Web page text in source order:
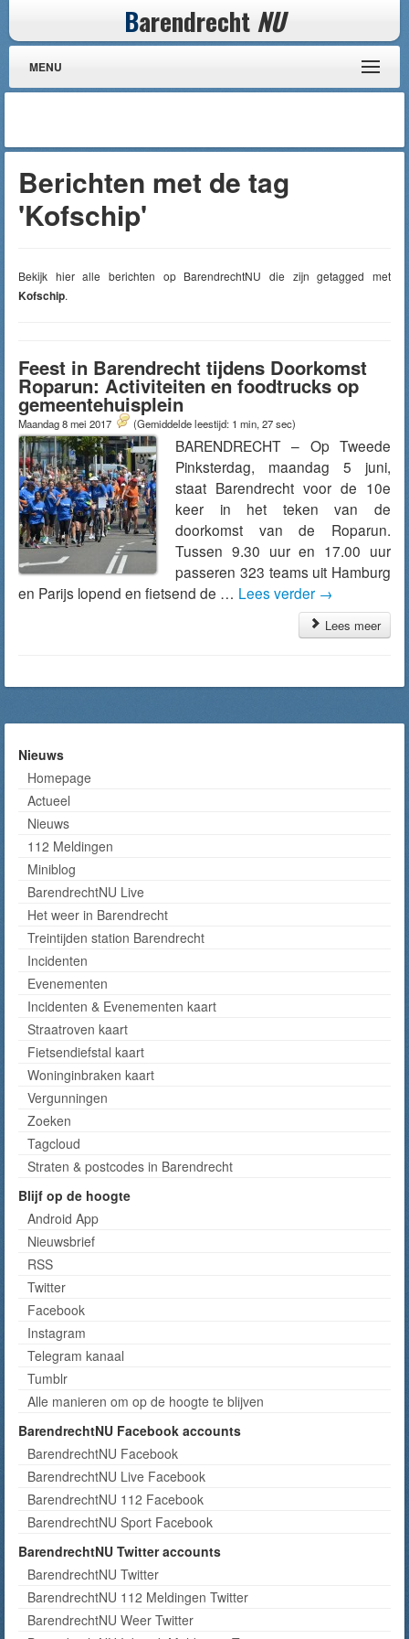
Barendrecht NU
MENU
Berichten met de tag
'Kofschip'
Bekijk hier alle berichten op BarendrechtNU die zijn getagged met
Kofschip.
Feest in Barendrecht tijdens Doorkomst
Roparun: Activiteiten en foodtrucks op
gemeentehuisplein
Maandag 8 mei 2017 (Gemiddelde leestijd: 1 min, 27 sec)
BARENDRECHT – Op Tweede
Pinksterdag, maandag 5 juni,
staat Barendrecht voor de 10e
keer in het teken van de
doorkomst van de Roparun.
Tussen 9.30 uur en 17.00 uur
passeren 323 teams uit Hamburg
en Parijs lopend en fietsend de … Lees verder →
Lees meer
Nieuws
Homepage
Actueel
Nieuws
112 Meldingen
Miniblog
BarendrechtNU Live
Het weer in Barendrecht
Treintijden station Barendrecht
Incidenten
Evenementen
Incidenten & Evenementen kaart
Straatroven kaart
Fietsendiefstal kaart
Woninginbraken kaart
Vergunningen
Zoeken
Tagcloud
Straten & postcodes in Barendrecht
Blijf op de hoogte
Android App
Nieuwsbrief
RSS
Twitter
Facebook
Instagram
Telegram kanaal
Tumblr
Alle manieren om op de hoogte te blijven
BarendrechtNU Facebook accounts
BarendrechtNU Facebook
BarendrechtNU Live Facebook
BarendrechtNU 112 Facebook
BarendrechtNU Sport Facebook
BarendrechtNU Twitter accounts
BarendrechtNU Twitter
BarendrechtNU 112 Meldingen Twitter
BarendrechtNU Weer Twitter